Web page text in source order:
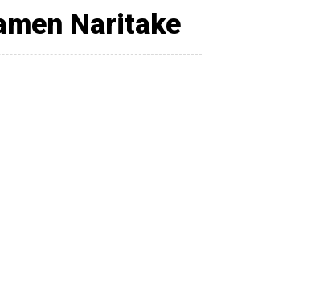
Naritake